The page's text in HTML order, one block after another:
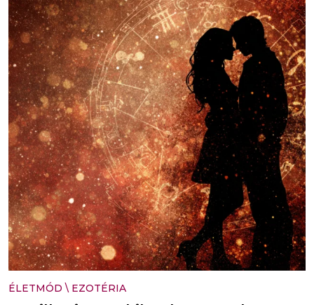
ÉLETMÓD \ EZOTÉRIA